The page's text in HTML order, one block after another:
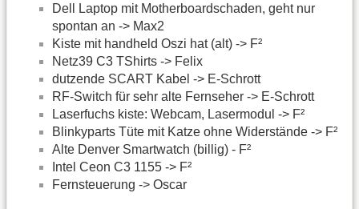
Dell Laptop mit Motherboardschaden, geht nur
spontan an -> Max2
Kiste mit handheld Oszi hat (alt) -> F²
Netz39 C3 TShirts -> Felix
dutzende SCART Kabel -> E-Schrott
RF-Switch für sehr alte Fernseher -> E-Schrott
Laserfuchs kiste: Webcam, Lasermodul -> F²
Blinkyparts Tüte mit Katze ohne Widerstände -> F²
Alte Denver Smartwatch (billig) - F²
Intel Ceon C3 1155 -> F²
Fernsteuerung -> Oscar